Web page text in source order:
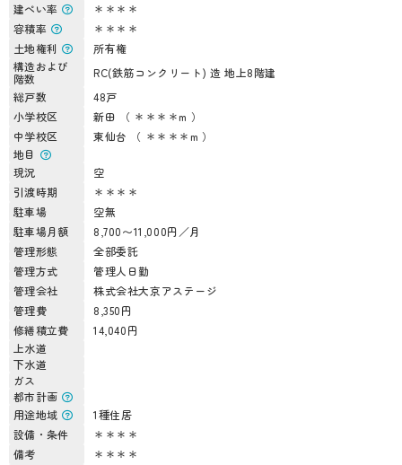
建ぺい率
＊＊＊＊
容積率
＊＊＊＊
土地権利
所有権
構造および
階数
RC(鉄筋コンクリート) 造 地上8階建
総戸数
48戸
小学校区
新田 （ ＊＊＊＊m ）
中学校区
東仙台 （ ＊＊＊＊m ）
地目
現況
空
引渡時期
＊＊＊＊
駐車場
空無
駐車場月額
8,700〜11,000円／月
管理形態
全部委託
管理方式
管理人日勤
管理会社
株式会社大京アステージ
管理費
8,350円
修繕積立費
14,040円
上水道
下水道
ガス
都市計画
用途地域
1種住居
設備・条件
＊＊＊＊
備考
＊＊＊＊